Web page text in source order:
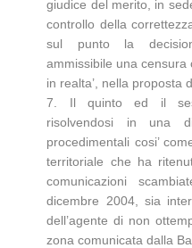
giudice del merito, in
controllo della
sul punto la
ammissibile una censura
in realta’, nella proposta
7. Il quinto ed il
risolvendosi in una
procedimentali cosi’
territoriale che ha
comunicazioni
dicembre 2004, sia
dell’agente di non
zona comunicata dalla